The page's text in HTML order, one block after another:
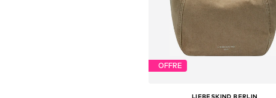
OFFRE
LIEBESKIND BERLIN